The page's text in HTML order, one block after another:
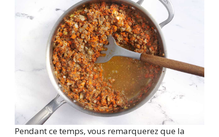
Pendant ce temps, vous remarquerez que la